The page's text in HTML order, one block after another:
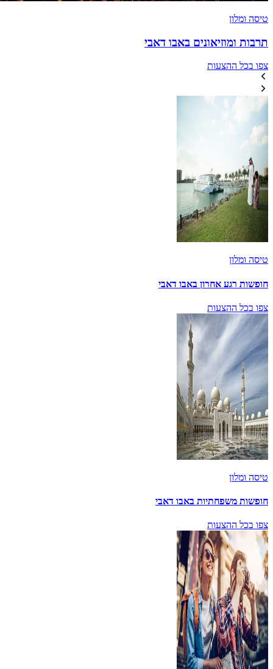
טיסה ומלון
תרבות ומוזיאונים באבו דאבי
צפו בכל ההצעות
טיסה ומלון
חופשות רגע אחרון באבו דאבי
צפו בכל ההצעות
טיסה ומלון
חופשות משפחתיות באבו דאבי
צפו בכל ההצעות